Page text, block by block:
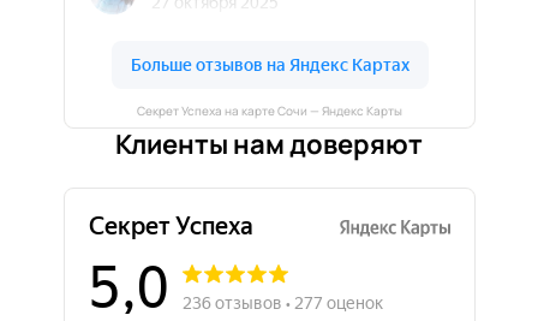
Секрет Успеха на карте Сочи — Яндекс Карты
Клиенты нам доверяют